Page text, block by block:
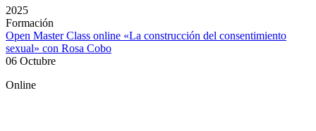
2025
Formación
Open Master Class online «La construcción del consentimiento
sexual» con Rosa Cobo
06 Octubre
Online